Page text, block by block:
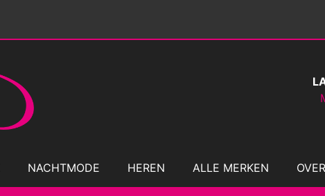
NACHTMODE HEREN ALLE MERKEN